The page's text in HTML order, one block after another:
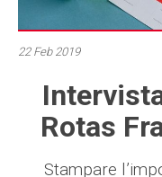
22 Feb 2019
Rotas
Stampare